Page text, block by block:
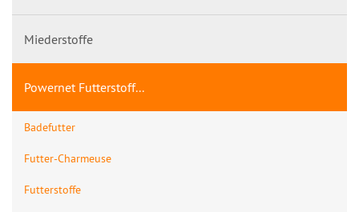
Miederstoffe
Powernet Futterstoff...
Badefutter
Futter-Charmeuse
Futterstoffe